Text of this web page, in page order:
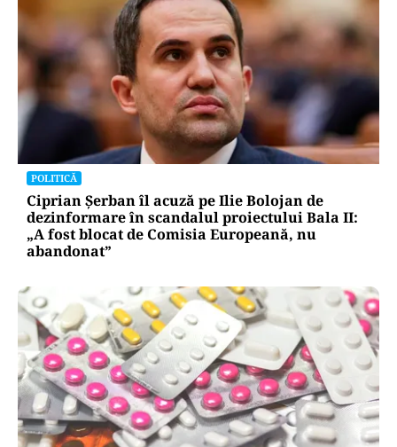
POLITICĂ
Ciprian Șerban îl acuză pe Ilie Bolojan de
dezinformare în scandalul proiectului Bala II:
„A fost blocat de Comisia Europeană, nu
abandonat”